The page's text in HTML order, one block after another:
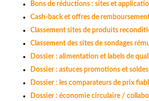
Bons de réductions : sites et
Cash-back et offres de
Classement sites de produits
Classement des sites de sondages
Dossier : alimentation et labels de
Dossier : astuces promotions et soldes
Dossier : les comparateurs de prix
Dossier : économie circulaire /